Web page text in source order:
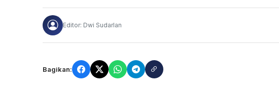
Editor: Dwi Sudarlan
Bagikan: